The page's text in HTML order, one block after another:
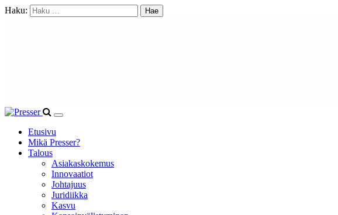
Haku:
Etusivu
Mikä Presser?
Talous
Asiakaskokemus
Innovaatiot
Johtajuus
Juridiikka
Kasvu